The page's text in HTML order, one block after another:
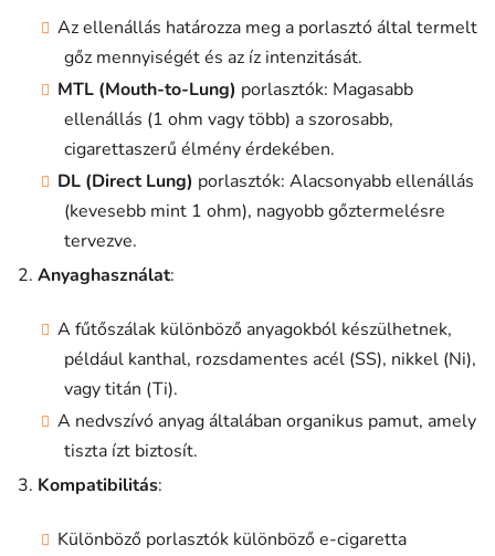
Az ellenállás határozza meg a porlasztó által termelt
gőz mennyiségét és az íz intenzitását.
MTL (Mouth-to-Lung) porlasztók: Magasabb
ellenállás (1 ohm vagy több) a szorosabb,
cigarettaszerű élmény érdekében.
DL (Direct Lung) porlasztók: Alacsonyabb ellenállás
(kevesebb mint 1 ohm), nagyobb gőztermelésre
tervezve.
Anyaghasználat:
A fűtőszálak különböző anyagokból készülhetnek,
például kanthal, rozsdamentes acél (SS), nikkel (Ni),
vagy titán (Ti).
A nedvszívó anyag általában organikus pamut, amely
tiszta ízt biztosít.
Kompatibilitás:
Különböző porlasztók különböző e-cigaretta